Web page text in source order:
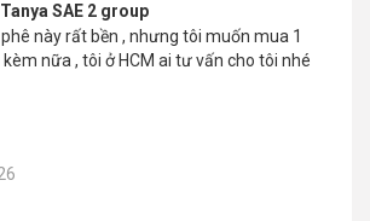
SAE 2 group
này rất bền , nhưng tôi muốn mua 1
nữa , tôi ở HCM ai tư vấn cho tôi nhé